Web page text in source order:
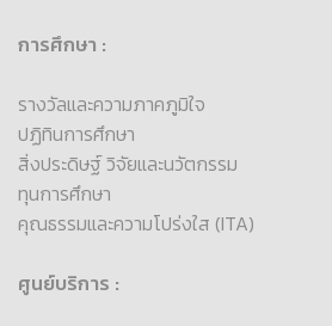
การศึกษา :
รางวัลและความภาคภูมิใจ
ปฏิทินการศึกษา
สิ่งประดิษฐ์ วิจัยและนวัตกรรม
ทุนการศึกษา
คุณธรรมและความโปร่งใส (ITA)
ศูนย์บริการ :